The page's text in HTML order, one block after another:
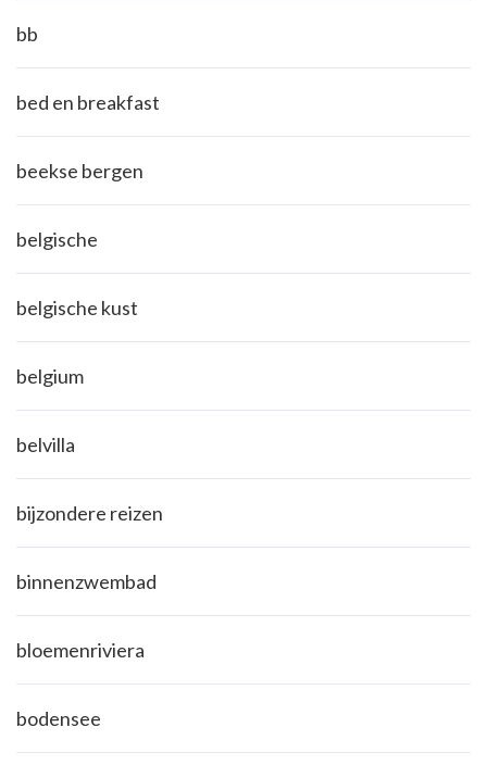
bb
bed en breakfast
beekse bergen
belgische
belgische kust
belgium
belvilla
bijzondere reizen
binnenzwembad
bloemenriviera
bodensee